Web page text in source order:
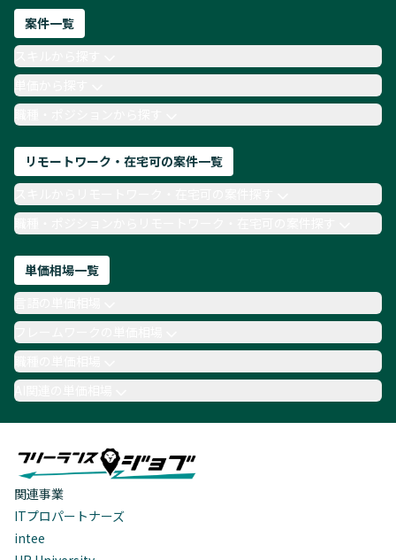
ネットワークエンジニア
AIエンジニア
Webデザイナー
月収100万円 業務委託
COBOL
Ruby
TypeScript
Laravel AWS
案件一覧
単価から探す
職種・ポジションから探す
リモートワーク・在宅可の案件一覧
職種・ポジションからリモートワーク・在宅可の案件探す
単価相場一覧
職種の単価相場
AI関連の単価相場
関連事業
ITプロパートナーズ
intee